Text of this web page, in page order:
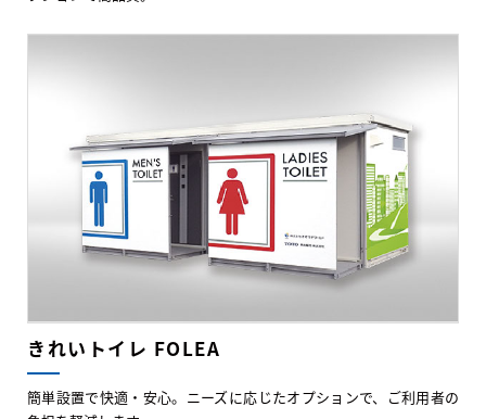
きれいトイレ FOLEA
簡単設置で快適・安心。ニーズに応じたオプションで、ご利用者の